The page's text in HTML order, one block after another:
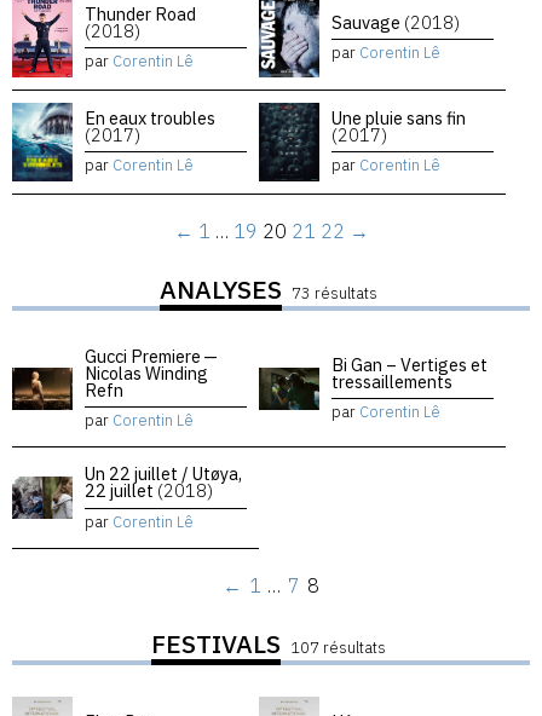
Thunder Road
(2018)
par Corentin Lê
Sauvage (2018)
par Corentin Lê
En eaux troubles
(2017)
par Corentin Lê
Une pluie sans fin
(2017)
par Corentin Lê
← 1 … 19 20 21 22 →
ANALYSES 73 résultats
Gucci Premiere —
Nicolas Winding
Refn
par Corentin Lê
Bi Gan – Vertiges et
tressaillements
par Corentin Lê
Un 22 juillet / Utøya,
22 juillet (2018)
par Corentin Lê
← 1 … 7 8
FESTIVALS 107 résultats